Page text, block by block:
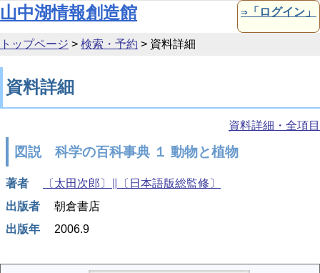
本文へ移動
山中湖情報創造館 ⇒「ログイン」
トップページ > 検索・予約 > 資料詳細
資料詳細
資料詳細・全項目
図説 科学の百科事典 １ 動物と植物
著者
〔太田次郎〕∥〔日本語版総監修〕
出版者
朝倉書店
出版年
2006.9